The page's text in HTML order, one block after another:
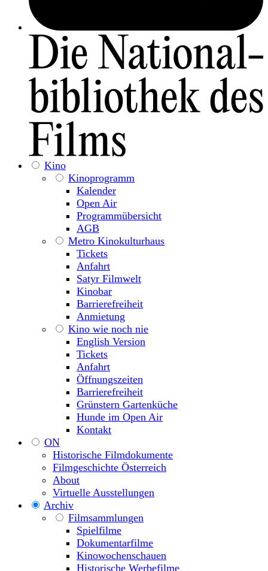
Kino
Kinoprogramm
Kalender
Open Air
Programmübersicht
AGB
Metro Kinokulturhaus
Tickets
Anfahrt
Satyr Filmwelt
Kinobar
Barrierefreiheit
Anmietung
Kino wie noch nie
English Version
Tickets
Anfahrt
Öffnungszeiten
Barrierefreiheit
Grünstern Gartenküche
Hunde im Open Air
Kontakt
ON
Historische Filmdokumente
Filmgeschichte Österreich
About
Virtuelle Ausstellungen
Archiv
Filmsammlungen
Spielfilme
Dokumentarfilme
Kinowochenschauen
Historische Werbefilme